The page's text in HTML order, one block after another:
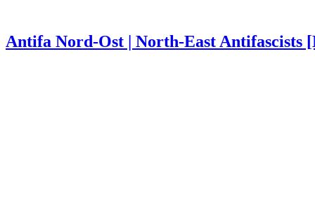
Antifa Nord-Ost | North-East Antifascists